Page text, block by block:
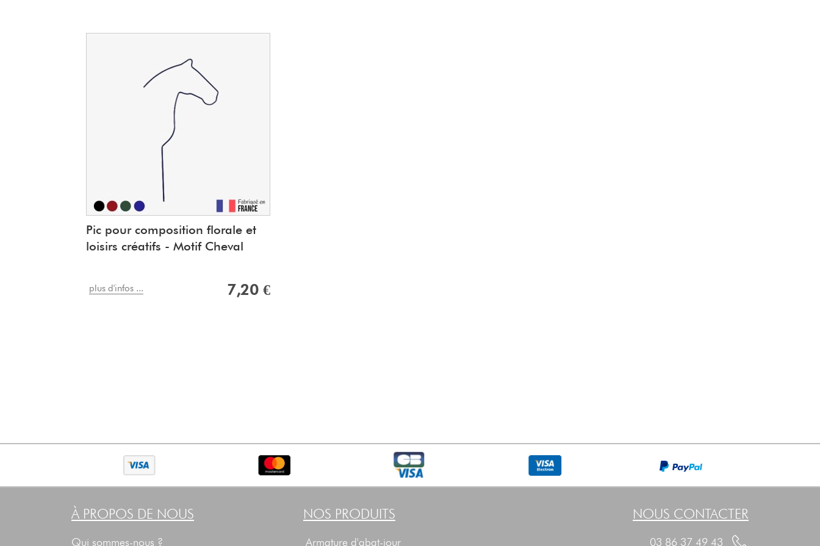
Pic pour composition florale et
loisirs créatifs - Motif Cheval
plus d'infos ... 7,20 €
À PROPOS DE NOUS
Qui sommes-nous ?
NOS PRODUITS
Armature d'abat-jour
NOUS CONTACTER
03 86 37 49 43